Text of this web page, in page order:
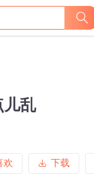
儿乱
欢
下载